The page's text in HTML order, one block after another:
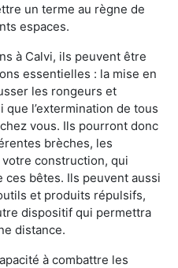
un terme au règne de
espaces.
à Calvi, ils peuvent être
essentielles : la mise en
les rongeurs et
l’extermination de tous
vous. Ils pourront donc
brèches, les
construction, qui
ces bêtes. Ils peuvent aussi
et produits répulsifs,
dispositif qui permettra
distance.
à combattre les